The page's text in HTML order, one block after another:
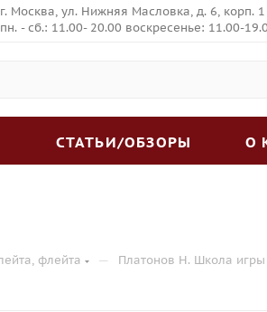
г. Москва, ул. Нижняя Масловка, д. 6, корп. 1
пн. - сб.: 11.00- 20.00 воскресенье: 11.00-
СТАТЬИ/ОБЗОРЫ О
флейта — Платонов Н. Школа